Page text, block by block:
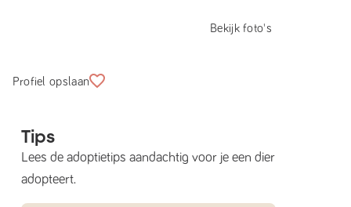
Bekijk foto's
Profiel opslaan
Tips
Lees de adoptietips aandachtig voor je een dier
adopteert.